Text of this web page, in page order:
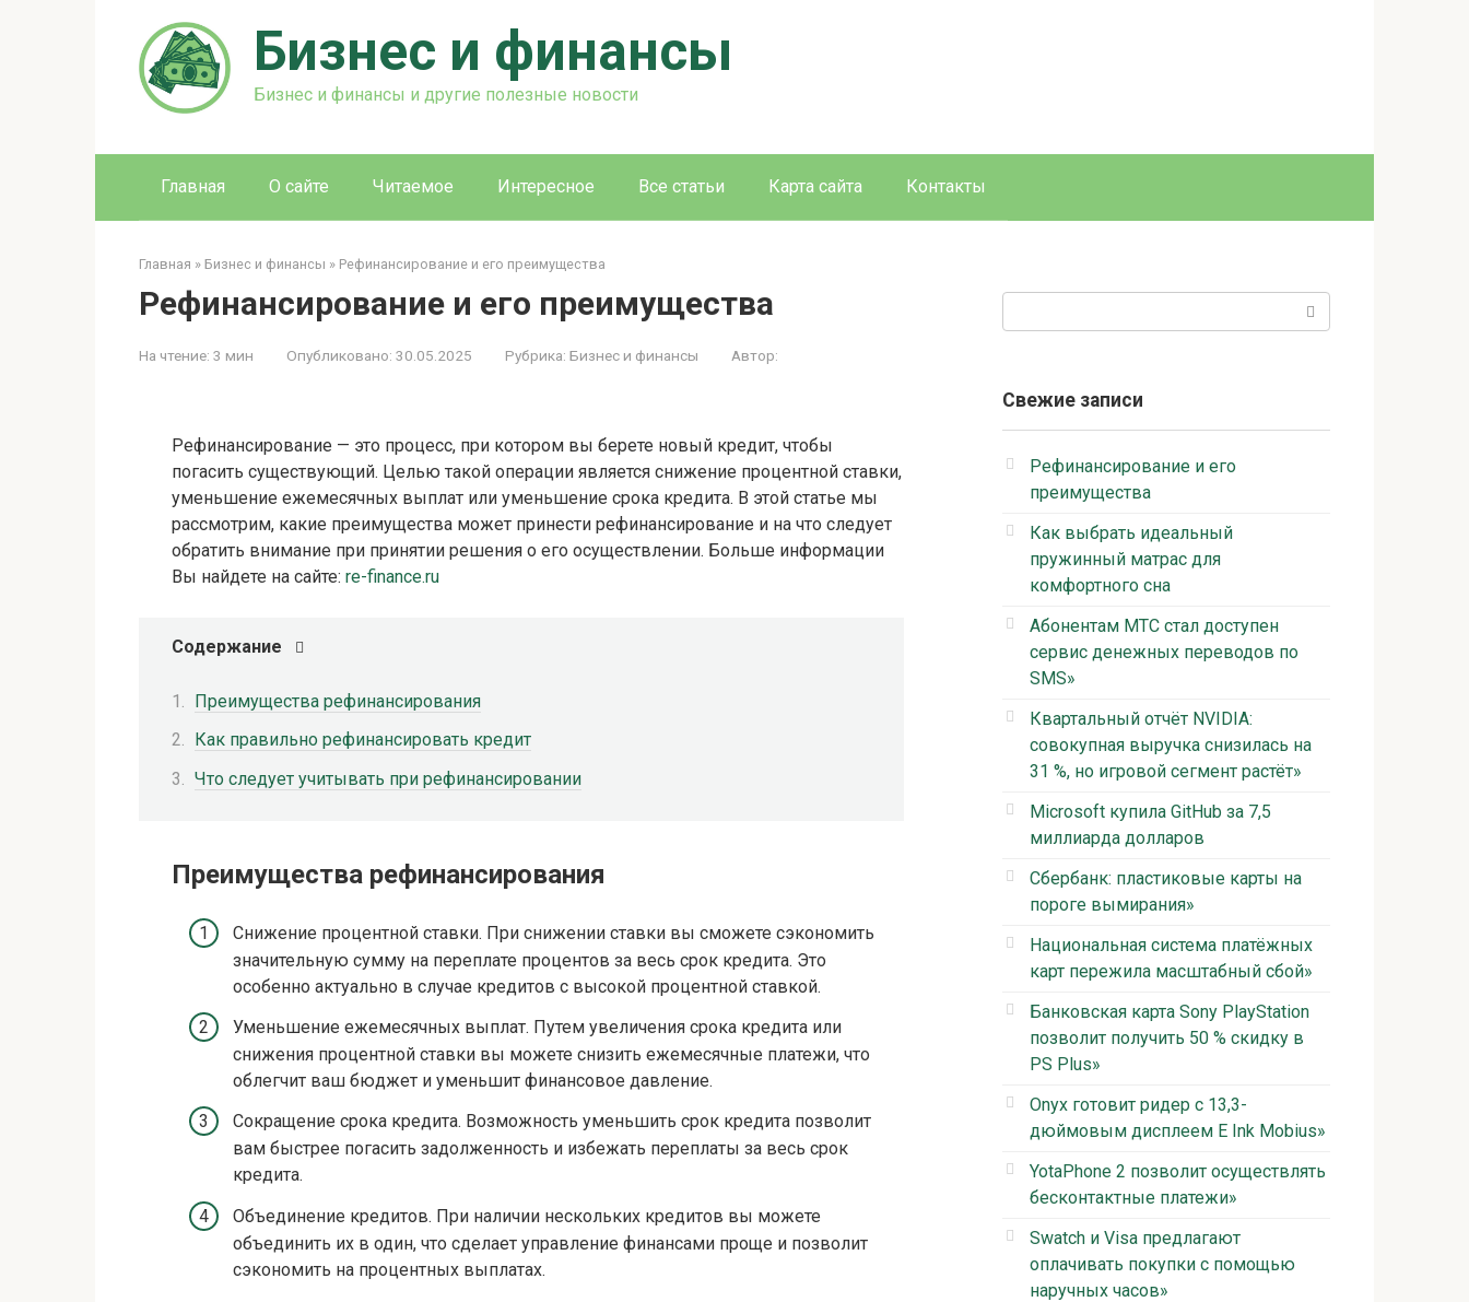
Бизнес и финансы
Бизнес и финансы и другие полезные новости
Главная О сайте Читаемое Интересное Все статьи Карта сайта Контакты
Главная » Бизнес и финансы » Рефинансирование и его преимущества
Рефинансирование и его преимущества
На чтение: 3 мин Опубликовано: 30.05.2025 Рубрика: Бизнес и финансы Автор:
Рефинансирование — это процесс, при котором вы берете новый кредит, чтобы
погасить существующий. Целью такой операции является снижение процентной ставки,
уменьшение ежемесячных выплат или уменьшение срока кредита. В этой статье мы
рассмотрим, какие преимущества может принести рефинансирование и на что следует
обратить внимание при принятии решения о его осуществлении. Больше информации
Вы найдете на сайте: re-finance.ru
Содержание
Преимущества рефинансирования
Как правильно рефинансировать кредит
Что следует учитывать при рефинансировании
Преимущества рефинансирования
Снижение процентной ставки. При снижении ставки вы сможете сэкономить
значительную сумму на переплате процентов за весь срок кредита. Это
особенно актуально в случае кредитов с высокой процентной ставкой.
Уменьшение ежемесячных выплат. Путем увеличения срока кредита или
снижения процентной ставки вы можете снизить ежемесячные платежи, что
облегчит ваш бюджет и уменьшит финансовое давление.
Сокращение срока кредита. Возможность уменьшить срок кредита позволит
вам быстрее погасить задолженность и избежать переплаты за весь срок
кредита.
Объединение кредитов. При наличии нескольких кредитов вы можете
объединить их в один, что сделает управление финансами проще и позволит
сэкономить на процентных выплатах.
Свежие записи
Рефинансирование и его
преимущества
Как выбрать идеальный
пружинный матрас для
комфортного сна
Абонентам МТС стал доступен
сервис денежных переводов по
SMS»
Квартальный отчёт NVIDIA:
совокупная выручка снизилась на
31 %, но игровой сегмент растёт»
Microsoft купила GitHub за 7,5
миллиарда долларов
Сбербанк: пластиковые карты на
пороге вымирания»
Национальная система платёжных
карт пережила масштабный сбой»
Банковская карта Sony PlayStation
позволит получить 50 % скидку в
PS Plus»
Onyx готовит ридер с 13,3-
дюймовым дисплеем E Ink Mobius»
YotaPhone 2 позволит осуществлять
бесконтактные платежи»
Swatch и Visa предлагают
оплачивать покупки с помощью
наручных часов»